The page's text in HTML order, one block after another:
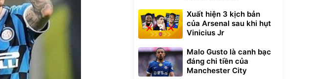
Xuất hiện 3 kịch bản
của Arsenal sau khi hụt
Vinicius Jr
Malo Gusto là canh bạc
đáng chi tiền của
Manchester City